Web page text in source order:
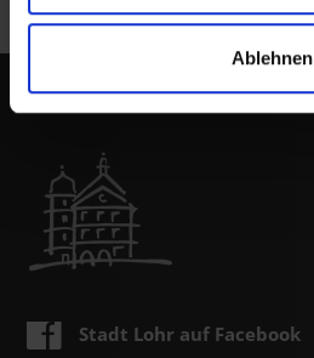
Ablehnen
Stadt Lohr auf Facebook